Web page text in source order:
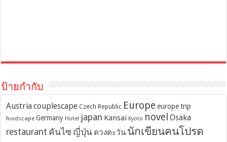
ป้ายกำกับ
Austriacouplescape Czech Republic Europe europe trip
foodscape Germany Hotel japan Kansai Kyoto novel Osaka
restaurant คันไซ ญี่ปุ่น ดวงตะวัน นักเขียนคนโปรด